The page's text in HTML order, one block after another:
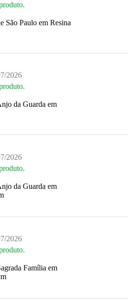
São Paulo em Resina
2026
da Guarda em
2026
da Guarda em
2026
Família em